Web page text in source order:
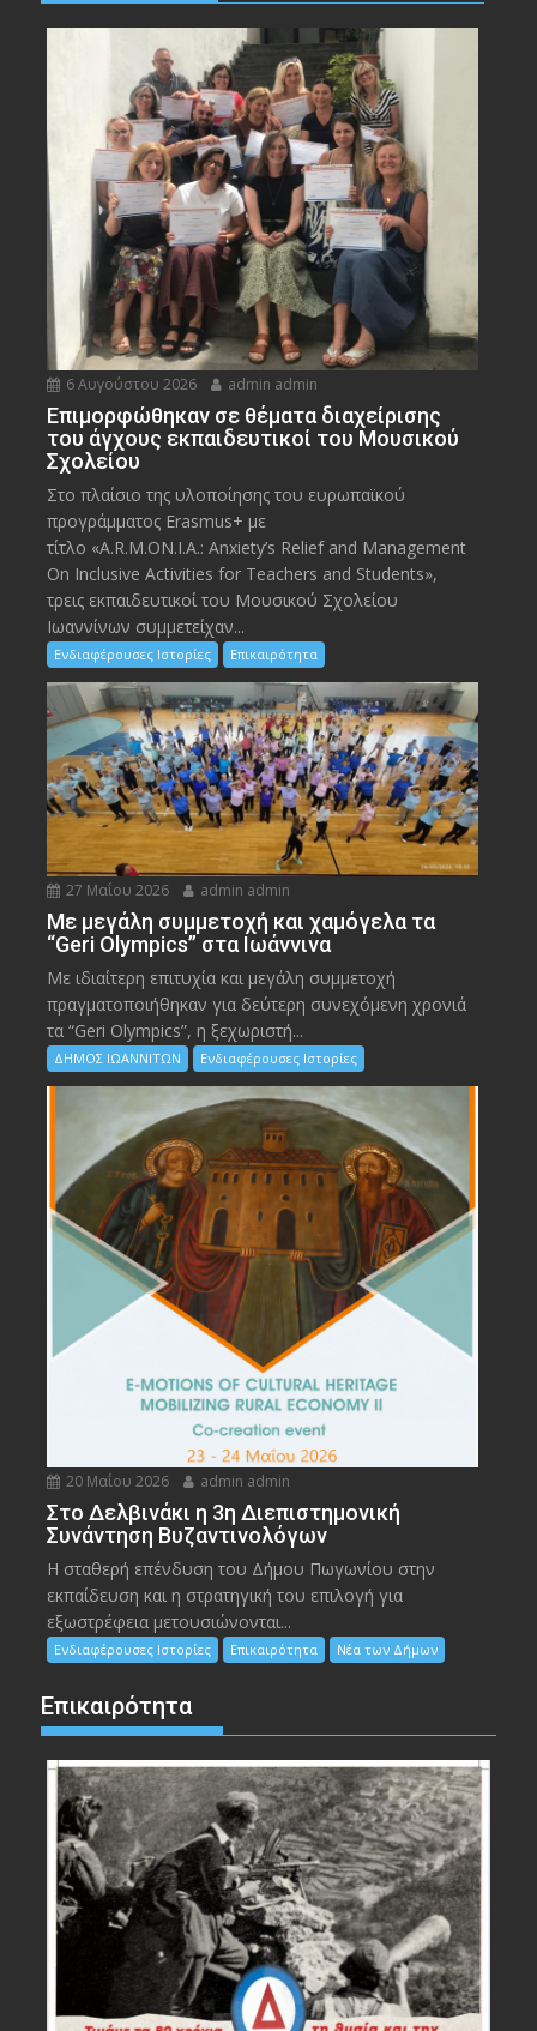
6 Αυγούστου 2026 admin admin
Eπιμορφώθηκαν σε θέματα διαχείρισης
του άγχους εκπαιδευτικοί του Μουσικού
Σχολείου
Στο πλαίσιο της υλοποίησης του ευρωπαϊκού
προγράμματος Erasmus+ με
τίτλο «A.R.M.ON.I.A.: Anxiety’s Relief and Management
On Inclusive Activities for Teachers and Students»,
τρεις εκπαιδευτικοί του Μουσικού Σχολείου
Ιωαννίνων συμμετείχαν...
Ενδιαφέρουσες Ιστορίες Επικαιρότητα
27 Μαΐου 2026 admin admin
Με μεγάλη συμμετοχή και χαμόγελα τα
“Geri Olympics” στα Ιωάννινα
Με ιδιαίτερη επιτυχία και μεγάλη συμμετοχή
πραγματοποιήθηκαν για δεύτερη συνεχόμενη χρονιά
τα “Geri Olympics”, η ξεχωριστή...
ΔΗΜΟΣ ΙΩΑΝΝΙΤΩΝ Ενδιαφέρουσες Ιστορίες
20 Μαΐου 2026 admin admin
Στο Δελβινάκι η 3η Διεπιστημονική
Συνάντηση Βυζαντινολόγων
Η σταθερή επένδυση του Δήμου Πωγωνίου στην
εκπαίδευση και η στρατηγική του επιλογή για
εξωστρέφεια μετουσιώνονται...
Ενδιαφέρουσες Ιστορίες Επικαιρότητα Νέα των Δήμων
Επικαιρότητα